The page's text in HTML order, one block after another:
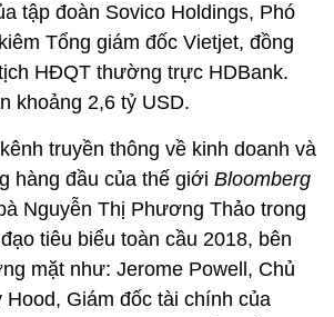
tập đoàn Sovico Holdings, Phó
Tổng giám đốc Vietjet, đồng
HĐQT thường trực HDBank.
khoảng 2,6 tỷ USD.
truyền thông về kinh doanh và
hàng đầu của thế giới Bloomberg
Nguyễn Thị Phương Thảo trong
tiêu biểu toàn cầu 2018, bên
mặt như: Jerome Powell, Chủ
Hood, Giám đốc tài chính của